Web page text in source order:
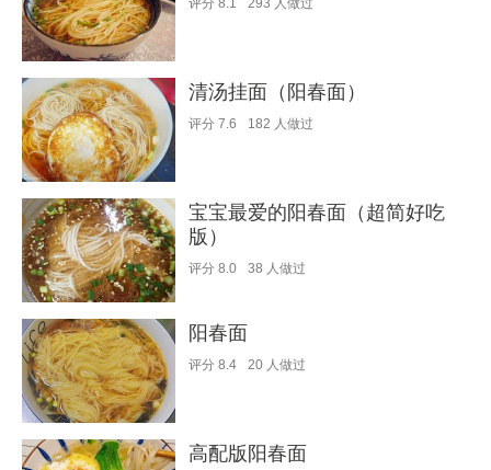
评分 8.1 293 人做过
清汤挂面（阳春面）
评分 7.6 182 人做过
宝宝最爱的阳春面（超简好吃
版）
评分 8.0 38 人做过
阳春面
评分 8.4 20 人做过
高配版阳春面